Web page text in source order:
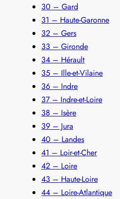
30 – Gard
31 – Haute-Garonne
32 – Gers
33 – Gironde
34 – Hérault
35 – Ille-et-Vilaine
36 – Indre
37 – Indre-et-Loire
38 – Isère
39 – Jura
40 – Landes
41 – Loir-et-Cher
42 – Loire
43 – Haute-Loire
44 – Loire-Atlantique